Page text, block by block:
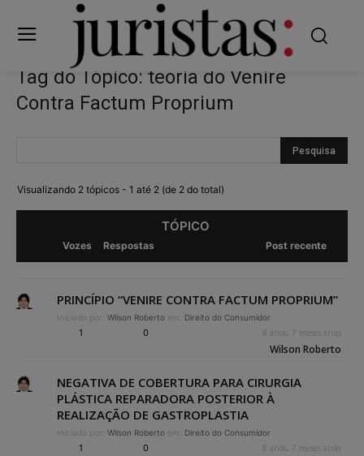
Tag do Tópico: teoria do Venire
Contra Factum Proprium
Visualizando 2 tópicos - 1 até 2 (de 2 do total)
TÓPICO
Vozes Respostas Post recente
PRINCÍPIO “VENIRE CONTRA FACTUM PROPRIUM”
Iniciado por: Wilson Roberto em: Direito do Consumidor
1 0 8 anos, 7 meses atrás
Wilson Roberto
NEGATIVA DE COBERTURA PARA CIRURGIA
PLÁSTICA REPARADORA POSTERIOR À
REALIZAÇÃO DE GASTROPLASTIA
Iniciado por: Wilson Roberto em: Direito do Consumidor
1 0 8 anos, 7 meses atrás